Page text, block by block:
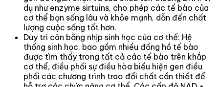
dụ như enzyme sirtuins, cho phép các tế bào của
cơ thể bạn sống lâu và khỏe mạnh, dẫn đến chất
lượng cuộc sống tốt hơn.
Duy trì cân bằng nhịp sinh học của cơ thể: Hệ
thống sinh học, bao gồm nhiều đồng hồ tế bào
được tìm thấy trong tất cả các tế bào trên khắp
cơ thể, điều phối sự điều hòa biểu hiện gen điều
phối các chương trình trao đổi chất cần thiết để